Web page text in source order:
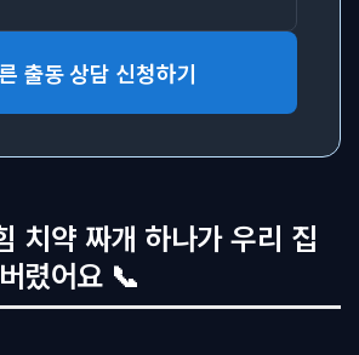
출동 상담 신청하기
치약 짜개 하나가 우리 집
렸어요 📞